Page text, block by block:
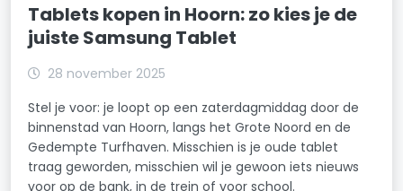
Tablets kopen in Hoorn: zo kies je de
juiste Samsung Tablet
28 november 2025
Stel je voor: je loopt op een zaterdagmiddag door de
binnenstad van Hoorn, langs het Grote Noord en de
Gedempte Turfhaven. Misschien is je oude tablet
traag geworden, misschien wil je gewoon iets nieuws
voor op de bank, in de trein of voor school.